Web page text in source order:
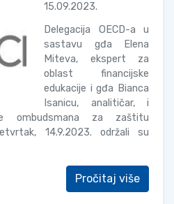
15.09.2023.
Delegacija OECD-a u
sastavu gđa Elena
Miteva, ekspert za
oblast financijske
edukacije i gđa Bianca
Isanicu, analitičar, i
ombudsmana za zaštitu
14.9.2023. održali su
Pročitaj više